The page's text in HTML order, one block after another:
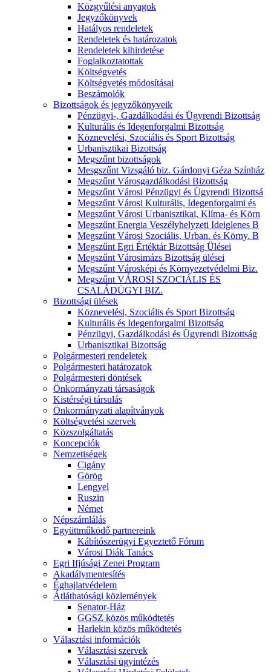
Közgyűlési anyagok
Jegyzőkönyvek
Hatályos rendeletek
Rendeletek és határozatok
Rendeletek kihirdetése
Foglalkoztatottak
Költségvetés
Költségvetés módosításai
Beszámolók
Bizottságok és jegyzőkönyveik
Pénzügyi-, Gazdálkodási és Ügyrendi Bizottság
Kulturális és Idegenforgalmi Bizottság
Köznevelési, Szociális és Sport Bizottság
Urbanisztikai Bizottság
Megszűnt bizottságok
Mesgszűnt Vizsgáló biz. Gárdonyi Géza Színház
Megszűnt Városgazdálkodási Bizottság
Megszűnt Városi Pénzügyi és Ügyrendi Bizottsá
Megszűnt Városi Kulturális, Idegenforgalmi és
Megszűnt Városi Urbanisztikai, Klíma- és Körn
Megszűnt Energia Veszélyhelyzeti Ideiglenes B
Megszűnt Városi Szociális, Urban. és Körny. B
Megszűnt Egri Értéktár Bizottság Ülései
Megszűnt Városimázs Bizottság ülései
Megszűnt Városképi és Környezetvédelmi Biz.
Megszűnt VÁROSI SZOCIÁLIS ÉS
CSALÁDÜGYI BIZ.
Bizottsági ülések
Köznevelési, Szociális és Sport Bizottság
Kulturális és Idegenforgalmi Bizottság
Pénzügyi, Gazdálkodási és Ügyrendi Bizottság
Urbanisztikai Bizottság
Polgármesteri rendeletek
Polgármesteri határozatok
Polgármesteri döntések
Önkormányzati társaságok
Kistérségi társulás
Önkormányzati alapítványok
Költségvetési szervek
Közszolgáltatás
Koncepciók
Nemzetiségek
Cigány
Görög
Lengyel
Ruszin
Német
Népszámlálás
Együttműködő partnereink
Kábítószerügyi Egyeztető Fórum
Városi Diák Tanács
Egri Ifjúsági Zenei Program
Akadálymentesítés
Éghajlatvédelem
Átláthatósági közlemények
Senator-Ház
GGSZ közös működtetés
Harlekin közös működtetés
Választási információk
Választási szervek
Választási ügyintézés